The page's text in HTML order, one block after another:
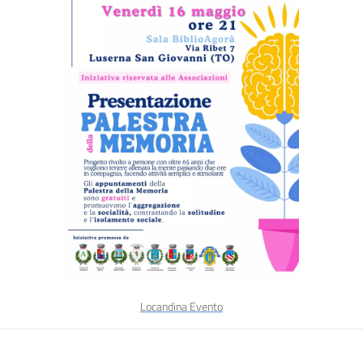
Locandina Evento